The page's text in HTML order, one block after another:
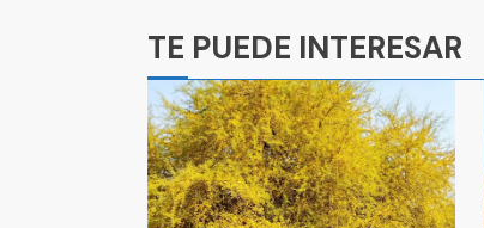
TE PUEDE INTERESAR